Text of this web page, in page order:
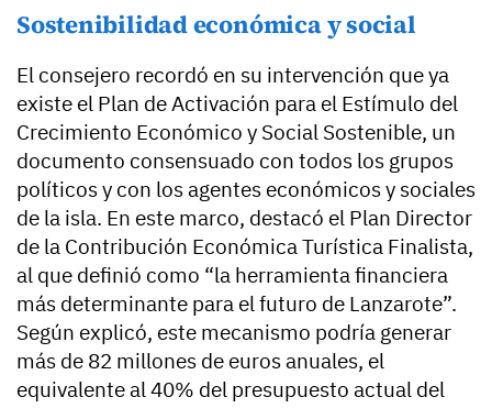
Sostenibilidad económica y social
El consejero recordó en su intervención que ya
existe el Plan de Activación para el Estímulo del
Crecimiento Económico y Social Sostenible, un
documento consensuado con todos los grupos
políticos y con los agentes económicos y sociales
de la isla. En este marco, destacó el Plan Director
de la Contribución Económica Turística Finalista,
al que definió como “la herramienta financiera
más determinante para el futuro de Lanzarote”.
Según explicó, este mecanismo podría generar
más de 82 millones de euros anuales, el
equivalente al 40% del presupuesto actual del